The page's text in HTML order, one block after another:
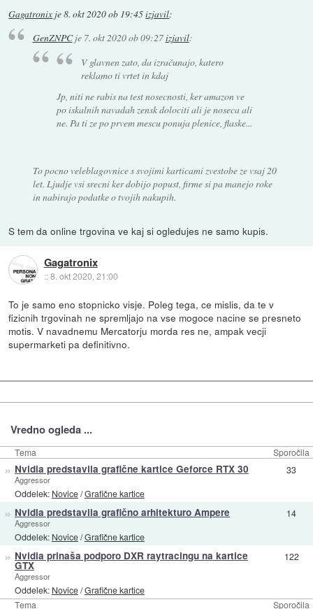
Gagatronix je8. okt 2020 ob 19:45izjavil:
GenZNPCje 7. okt 2020 ob 09:27izjavil:
V glavnen zato, da izračunajo, katero
reklamo ti vrtet in kdaj
Jp, niti ne rabis na test nosecnosti, ker amazon ve
po iskalnih navadah zensk dolociti ali je noseca ali
ne. Pa ti ze po prvem mescu ponuja plenice, flaske...
To pocno veleblagovnice s svojimi karticami zvestobe ze vsaj 20
let. Ljudje vsi srecni ker dobijo popust, firme si pa manejo roke
in nabirajo podatke o tvojih nakupih.
S tem da online trgovina ve kaj si ogledujes ne samo kupis.
Gagatronix
::8. okt 2020, 21:00
To je samo eno stopnicko visje. Poleg tega, ce mislis, da te v
fizicnih trgovinah ne spremljajo na vse mogoce nacine se presneto
motis. V navadnemu Mercatorju morda res ne, ampak vecji
supermarketi pa definitivno.
Vredno ogleda ...
Tema Sporočila
Tema Sporočila
» Nvidia predstavila grafične kartice Geforce RTX 30
Aggressor
Oddelek: Novice/Grafične kartice
33
» Nvidia predstavila grafično arhitekturo Ampere
Aggressor
Oddelek: Novice/Grafične kartice
14
» Nvidia prinaša podporo DXR raytracingu na kartice
GTX
Aggressor
Oddelek: Novice/Grafične kartice
122